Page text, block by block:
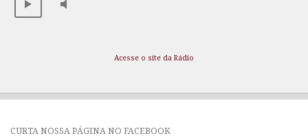
Acesse o site da Rádio
CURTA NOSSA PÁGINA NO FACEBOOK